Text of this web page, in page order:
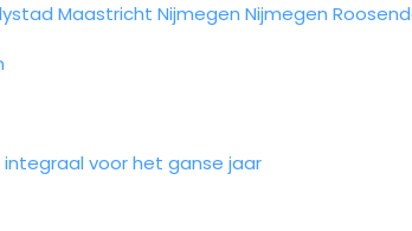
Maastricht Nijmegen Nijmegen
integraal voor het ganse jaar